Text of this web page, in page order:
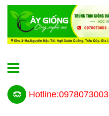
Hotline:0978073003